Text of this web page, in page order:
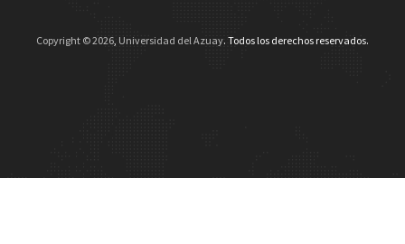
Copyright ©2026, Universidad del Azuay. Todos los derechos reservados.